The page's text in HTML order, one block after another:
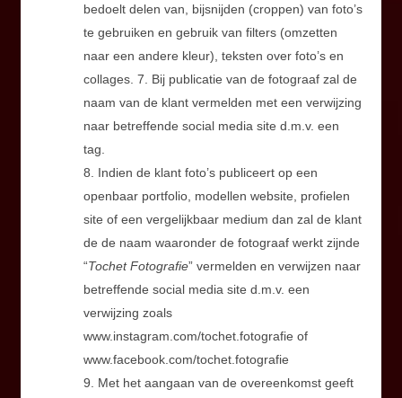
bedoelt delen van, bijsnijden (croppen) van foto’s
te gebruiken en gebruik van filters (omzetten
naar een andere kleur), teksten over foto’s en
collages. 7. Bij publicatie van de fotograaf zal de
naam van de klant vermelden met een verwijzing
naar betreffende social media site d.m.v. een
tag.
8. Indien de klant foto’s publiceert op een
openbaar portfolio, modellen website, profielen
site of een vergelijkbaar medium dan zal de klant
de de naam waaronder de fotograaf werkt zijnde
“Tochet Fotografie” vermelden en verwijzen naar
betreffende social media site d.m.v. een
verwijzing zoals
www.instagram.com/tochet.fotografie of
www.facebook.com/tochet.fotografie
9. Met het aangaan van de overeenkomst geeft